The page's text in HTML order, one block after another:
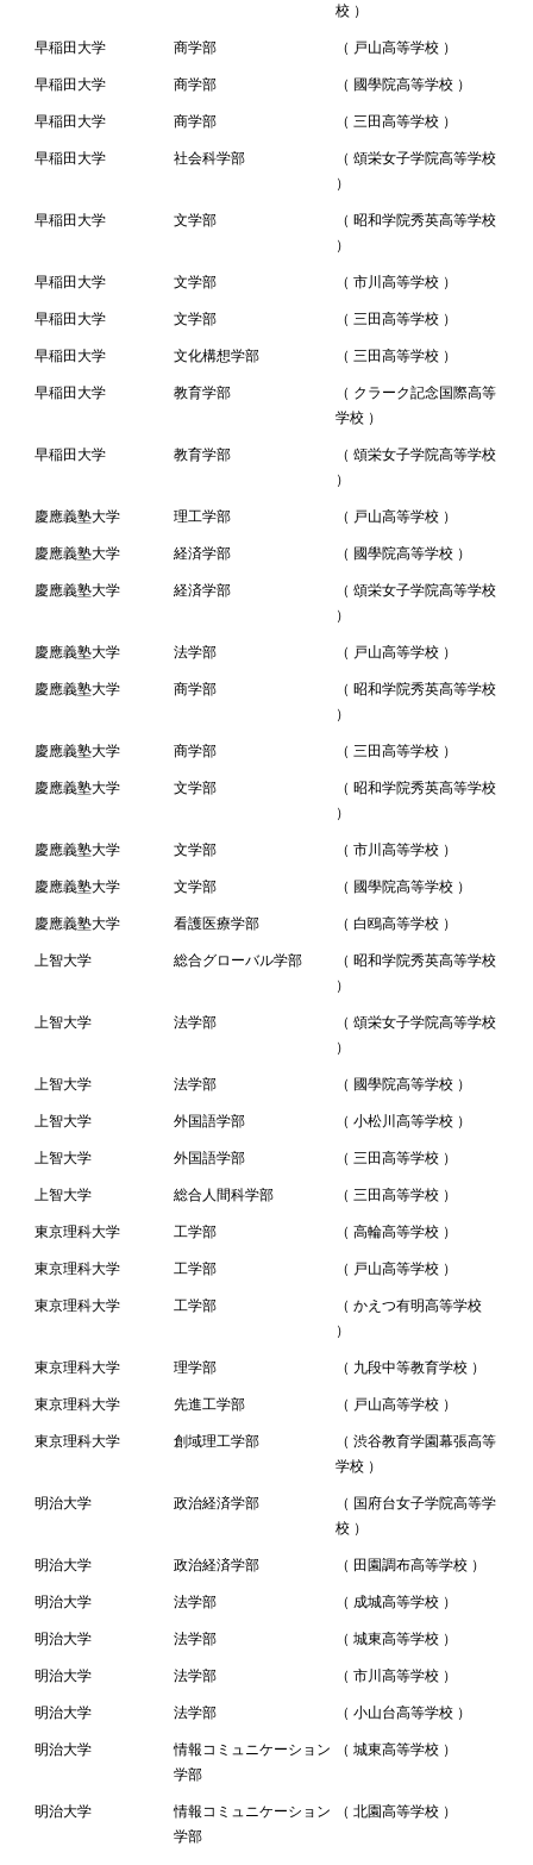
校 ）
早稲田大学 商学部 （ 戸山高等学校 ）
早稲田大学 商学部 （ 國學院高等学校 ）
早稲田大学 商学部 （ 三田高等学校 ）
早稲田大学 社会科学部
（ 頌栄女子学院高等学校
）
早稲田大学 文学部
（ 昭和学院秀英高等学校
）
早稲田大学 文学部 （ 市川高等学校 ）
早稲田大学 文学部 （ 三田高等学校 ）
早稲田大学 文化構想学部 （ 三田高等学校 ）
早稲田大学 教育学部
（ クラーク記念国際高等
学校 ）
早稲田大学 教育学部
（ 頌栄女子学院高等学校
）
慶應義塾大学 理工学部 （ 戸山高等学校 ）
慶應義塾大学 経済学部 （ 國學院高等学校 ）
慶應義塾大学 経済学部
（ 頌栄女子学院高等学校
）
慶應義塾大学 法学部 （ 戸山高等学校 ）
慶應義塾大学 商学部
（ 昭和学院秀英高等学校
）
慶應義塾大学 商学部 （ 三田高等学校 ）
慶應義塾大学 文学部
（ 昭和学院秀英高等学校
）
慶應義塾大学 文学部 （ 市川高等学校 ）
慶應義塾大学 文学部 （ 國學院高等学校 ）
慶應義塾大学 看護医療学部 （ 白鴎高等学校 ）
上智大学 総合グローバル学部
（ 昭和学院秀英高等学校
）
上智大学 法学部
（ 頌栄女子学院高等学校
）
上智大学 法学部 （ 國學院高等学校 ）
上智大学 外国語学部 （ 小松川高等学校 ）
上智大学 外国語学部 （ 三田高等学校 ）
上智大学 総合人間科学部 （ 三田高等学校 ）
東京理科大学 工学部 （ 高輪高等学校 ）
東京理科大学 工学部 （ 戸山高等学校 ）
東京理科大学 工学部
（ かえつ有明高等学校
）
東京理科大学 理学部 （ 九段中等教育学校 ）
東京理科大学 先進工学部 （ 戸山高等学校 ）
東京理科大学 創域理工学部
（ 渋谷教育学園幕張高等
学校 ）
明治大学 政治経済学部
（ 国府台女子学院高等学
校 ）
明治大学 政治経済学部 （ 田園調布高等学校 ）
明治大学 法学部 （ 成城高等学校 ）
明治大学 法学部 （ 城東高等学校 ）
明治大学 法学部 （ 市川高等学校 ）
明治大学 法学部 （ 小山台高等学校 ）
明治大学
情報コミュニケーション
学部
（ 城東高等学校 ）
明治大学
情報コミュニケーション
学部
（ 北園高等学校 ）